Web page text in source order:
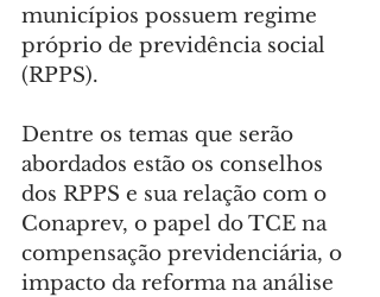
municípios possuem regime
próprio de previdência social
(RPPS).
Dentre os temas que serão
abordados estão os conselhos
dos RPPS e sua relação com o
Conaprev, o papel do TCE na
compensação previdenciária, o
impacto da reforma na análise